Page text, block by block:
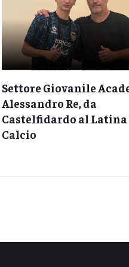
Settore Giovanile
Alessandro Re, da
Castelfidardo al Latina
Calcio